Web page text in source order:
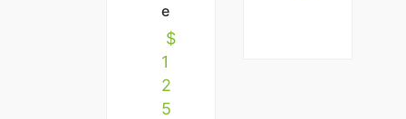
e
$
1
2
5